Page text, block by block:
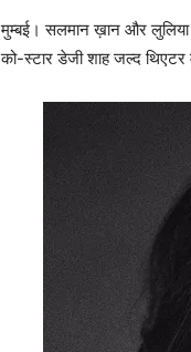
मुम्‍बई। सलमान ख़ान और लुलिया
को-स्‍टार डेजी शाह जल्‍द